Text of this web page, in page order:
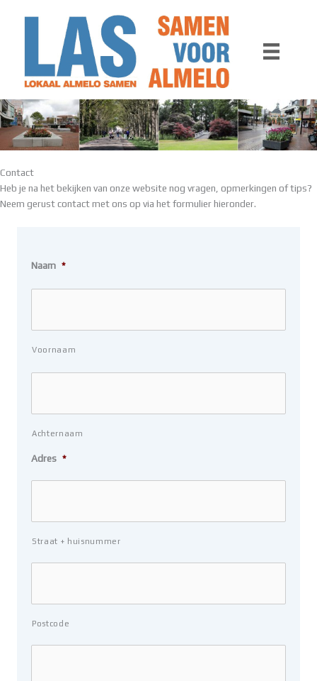
Contact
Heb je na het bekijken van onze website nog vragen, opmerkingen of tips?
Neem gerust contact met ons op via het formulier hieronder.
Naam *
Voornaam
Achternaam
Adres *
Straat + huisnummer
Postcode